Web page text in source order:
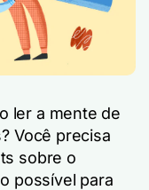
ler a mente de
Você precisa
sobre o
possível para